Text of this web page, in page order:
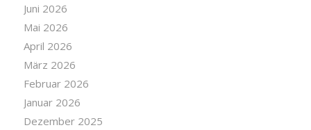
Juni 2026
Mai 2026
April 2026
März 2026
Februar 2026
Januar 2026
Dezember 2025